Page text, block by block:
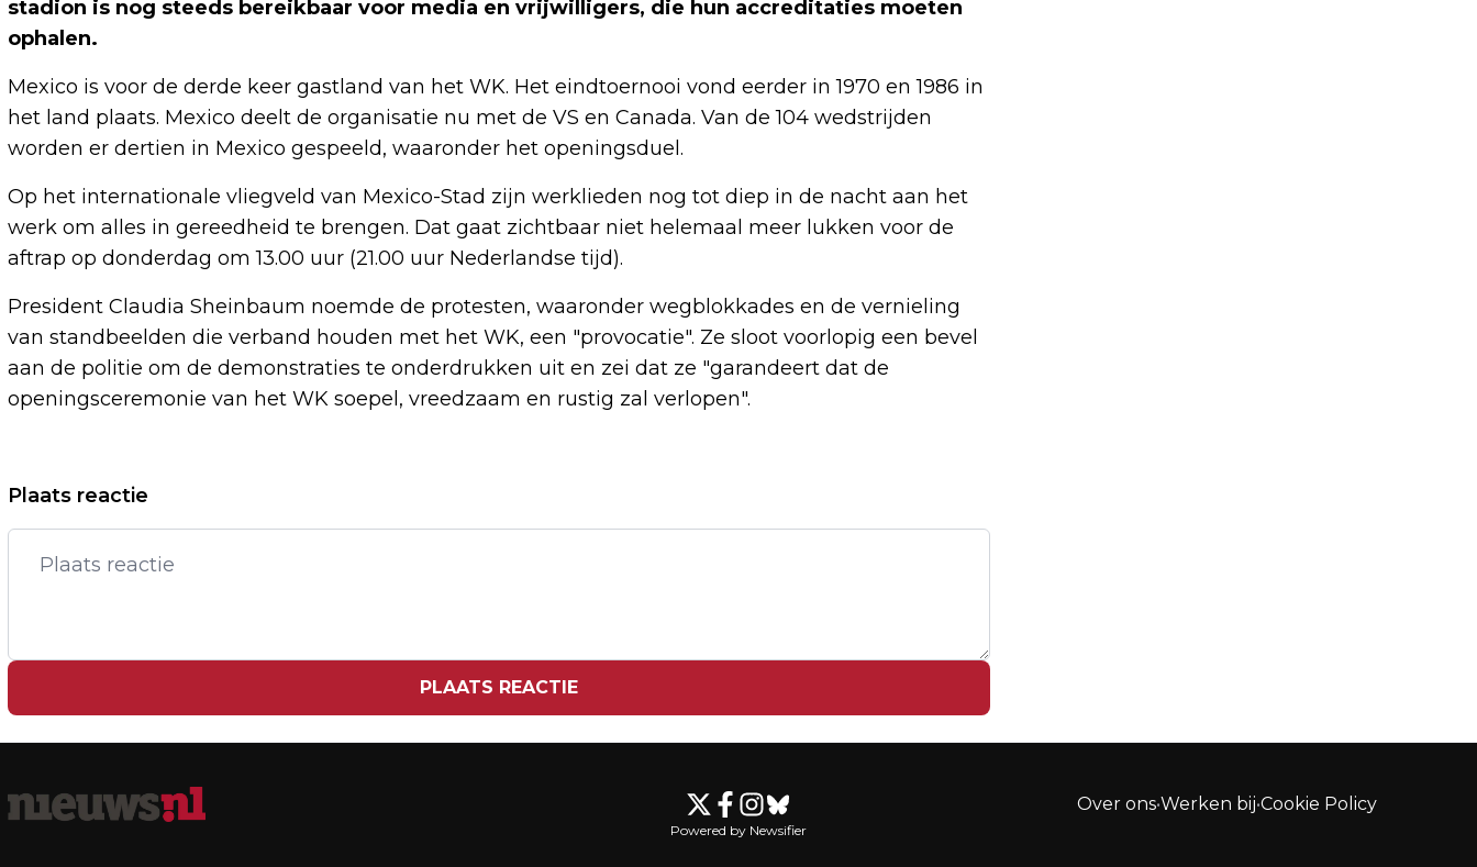
stadion is nog steeds bereikbaar voor media en vrijwilligers, die hun accreditaties moeten
ophalen.
Mexico is voor de derde keer gastland van het WK. Het eindtoernooi vond eerder in 1970 en 1986 in
het land plaats. Mexico deelt de organisatie nu met de VS en Canada. Van de 104 wedstrijden
worden er dertien in Mexico gespeeld, waaronder het openingsduel.
Op het internationale vliegveld van Mexico-Stad zijn werklieden nog tot diep in de nacht aan het
werk om alles in gereedheid te brengen. Dat gaat zichtbaar niet helemaal meer lukken voor de
aftrap op donderdag om 13.00 uur (21.00 uur Nederlandse tijd).
President Claudia Sheinbaum noemde de protesten, waaronder wegblokkades en de vernieling
van standbeelden die verband houden met het WK, een "provocatie". Ze sloot voorlopig een bevel
aan de politie om de demonstraties te onderdrukken uit en zei dat ze "garandeert dat de
openingsceremonie van het WK soepel, vreedzaam en rustig zal verlopen".
Vorig artikel
PAUS LEO XIV HEEFT ONTMOETING MET
BAD BUNNY IN MADRID
VOLOP PROTESTEN IN MEXICO-STAD IN
Plaats reactie
PLAATS REACTIE
Over ons•Werken bij•Cookie Policy
Powered by Newsifier